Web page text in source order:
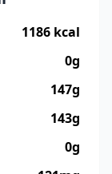
1186 kcal
0g
147g
143g
0g